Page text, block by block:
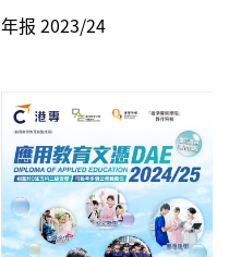
年报 2023/24